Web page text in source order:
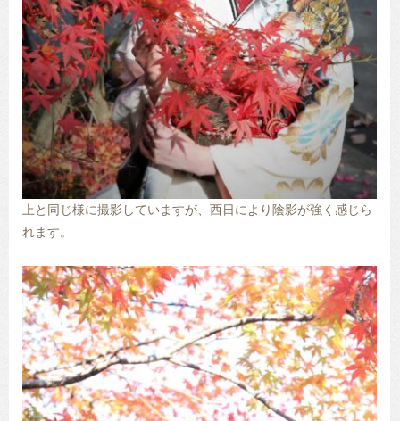
上と同じ様に撮影していますが、西日により陰影が強く感じら
れます。